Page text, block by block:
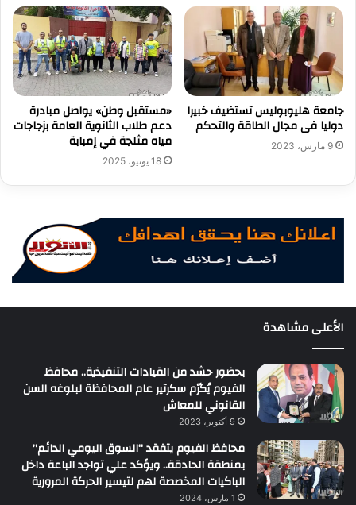
جامعة هليوبوليس تستضيف خبيرا
دوليا فى مجال الطاقة والتحكم
9 مارس، 2023
«مستقبل وطن» يواصل مبادرة
دعم طلاب الثانوية العامة بزجاجات
مياه مثلجة في إمبابة
18 يونيو، 2025
الأعلى مشاهدة
بحضور حشد من القيادات التنفيذية.. محافظ
الفيوم يُكرّم سكرتير عام المحافظة لبلوغه السن
القانوني للمعاش
9 أكتوبر، 2023
محافظ الفيوم يتفقد “السوق اليومي الدائم”
بمنطقة الحادقة.. ويؤكد علي تواجد الباعة داخل
الباكيات المخصصة لهم لتيسير الحركة المرورية
1 مارس، 2024